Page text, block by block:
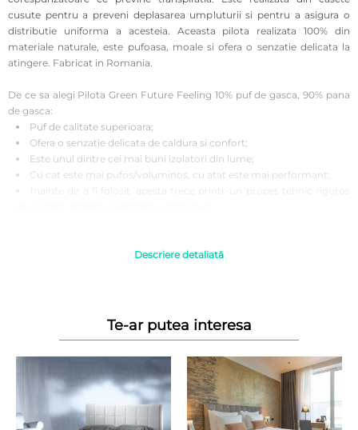
cusute pentru a preveni deplasarea umpluturii si pentru a asigura o
distributie uniforma a acesteia. Aceasta pilota realizata 100% din
materiale naturale, este pufoasa, moale si ofera o senzatie delicata la
atingere. Fabricat in Romania.
De ce sa alegi Pilota Green Future Feeling 10% puf de gasca, 90% pana
de gasca:
Puf de calitate superioara;
Ofera o senzatie delicata de caldura si confort;
Este unul dintre cei mai buni izolatori din lume;
Cu cat este mai pufos/voluminos, cu atat este mai performant;
Puful nu incalzeste, ci mentine temperatura corpului constanta;
Se aeriseste foarte bine.
Se recomanda a fi spalata inainte de prima utilizare pentru o igiena
corecta.
Se spala la 30 grade, se curata chimic. A nu se folosi inalbitor. A nu
se calca si a nu se usuca la uscator, se usuca intins.
Descriere detaliată
Te-ar putea interesa